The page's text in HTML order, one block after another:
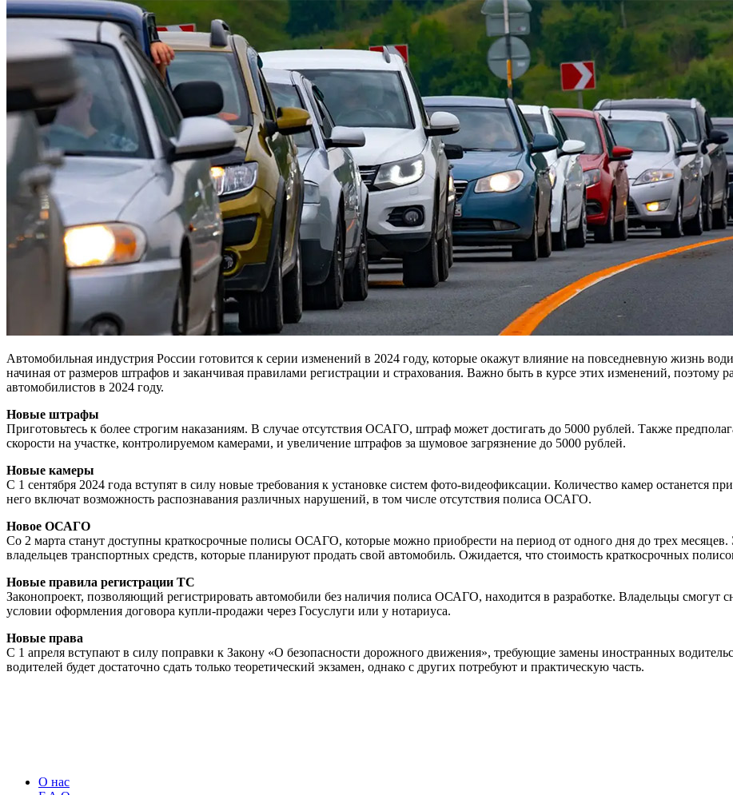
Автомобильная индустрия России готовится к серии изменений в 2024 году, которые окажут влияние на повседневную жизнь
начиная от размеров штрафов и заканчивая правилами регистрации и страхования. Важно быть в курсе этих изменений,
автомобилистов в 2024 году.
Новые штрафы
Приготовьтесь к более строгим наказаниям. В случае отсутствия ОСАГО, штраф может достигать до 5000 рублей. Также
скорости на участке, контролируемом камерами, и увеличение штрафов за шумовое загрязнение до 5000 рублей.
Новые камеры
С 1 сентября 2024 года вступят в силу новые требования к установке систем фото-видеофиксации. Количество камер
него включат возможность распознавания различных нарушений, в том числе отсутствия полиса ОСАГО.
Новое ОСАГО
Со 2 марта станут доступны краткосрочные полисы ОСАГО, которые можно приобрести на период от одного дня до трех
владельцев транспортных средств, которые планируют продать свой автомобиль. Ожидается, что стоимость краткосрочных
Новые правила регистрации ТС
Законопроект, позволяющий регистрировать автомобили без наличия полиса ОСАГО, находится в разработке. Владельцы смогут
условии оформления договора купли-продажи через Госуслуги или у нотариуса.
Новые права
С 1 апреля вступают в силу поправки к Закону «О безопасности дорожного движения», требующие замены иностранных
водителей будет достаточно сдать только теоретический экзамен, однако с других потребуют и практическую часть.
О нас